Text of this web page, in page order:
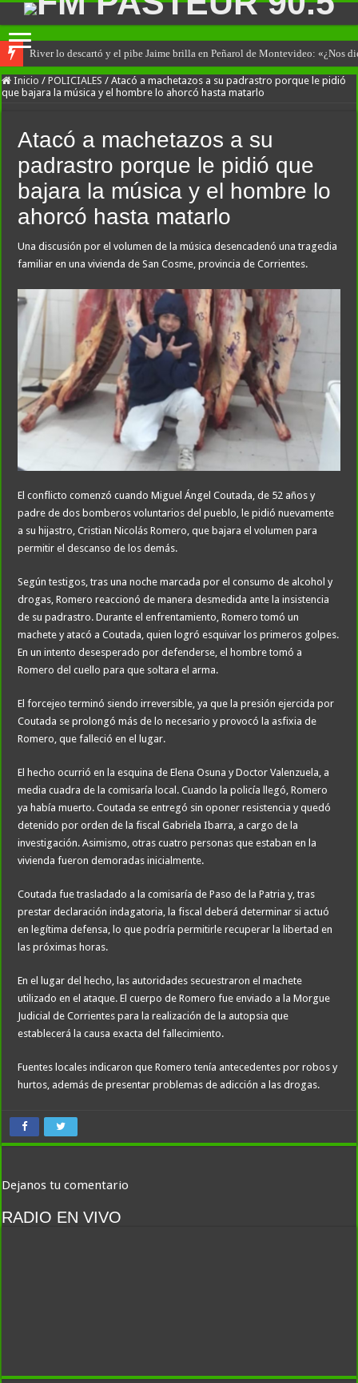
River lo descartó y el pibe Jaime brilla en Peñarol de Montevideo: «¿Nos
Inicio / POLICIALES / Atacó a machetazos a su padrastro porque le pidió
que bajara la música y el hombre lo ahorcó hasta matarlo
Atacó a machetazos a su
padrastro porque le pidió que
bajara la música y el hombre lo
ahorcó hasta matarlo
Una discusión por el volumen de la música desencadenó una tragedia
familiar en una vivienda de San Cosme, provincia de Corrientes.
El conflicto comenzó cuando Miguel Ángel Coutada, de 52 años y
padre de dos bomberos voluntarios del pueblo, le pidió nuevamente
a su hijastro, Cristian Nicolás Romero, que bajara el volumen para
permitir el descanso de los demás.
Según testigos, tras una noche marcada por el consumo de alcohol y
drogas, Romero reaccionó de manera desmedida ante la insistencia
de su padrastro. Durante el enfrentamiento, Romero tomó un
machete y atacó a Coutada, quien logró esquivar los primeros golpes.
En un intento desesperado por defenderse, el hombre tomó a
Romero del cuello para que soltara el arma.
El forcejeo terminó siendo irreversible, ya que la presión ejercida por
Coutada se prolongó más de lo necesario y provocó la asfixia de
Romero, que falleció en el lugar.
El hecho ocurrió en la esquina de Elena Osuna y Doctor Valenzuela, a
media cuadra de la comisaría local. Cuando la policía llegó, Romero
ya había muerto. Coutada se entregó sin oponer resistencia y quedó
detenido por orden de la fiscal Gabriela Ibarra, a cargo de la
investigación. Asimismo, otras cuatro personas que estaban en la
vivienda fueron demoradas inicialmente.
Coutada fue trasladado a la comisaría de Paso de la Patria y, tras
prestar declaración indagatoria, la fiscal deberá determinar si actuó
en legítima defensa, lo que podría permitirle recuperar la libertad en
las próximas horas.
En el lugar del hecho, las autoridades secuestraron el machete
utilizado en el ataque. El cuerpo de Romero fue enviado a la Morgue
Judicial de Corrientes para la realización de la autopsia que
establecerá la causa exacta del fallecimiento.
Fuentes locales indicaron que Romero tenía antecedentes por robos y
hurtos, además de presentar problemas de adicción a las drogas.
Dejanos tu comentario
RADIO EN VIVO